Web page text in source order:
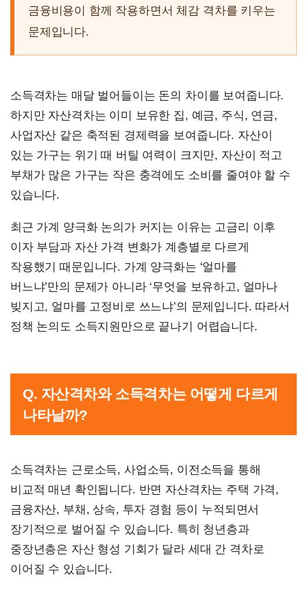
금융비용이 함께 작용하면서 체감 격차를 키우는
문제입니다.
소득격차는 매달 벌어들이는 돈의 차이를 보여줍니다.
하지만 자산격차는 이미 보유한 집, 예금, 주식, 연금,
사업자산 같은 축적된 경제력을 보여줍니다. 자산이
있는 가구는 위기 때 버틸 여력이 크지만, 자산이 적고
부채가 많은 가구는 작은 충격에도 소비를 줄여야 할 수
있습니다.
최근 가계 양극화 논의가 커지는 이유는 고금리 이후
이자 부담과 자산 가격 변화가 계층별로 다르게
작용했기 때문입니다. 가계 양극화는 ‘얼마를
버느냐’만의 문제가 아니라 ‘무엇을 보유하고, 얼마나
빚지고, 얼마를 고정비로 쓰느냐’의 문제입니다. 따라서
정책 논의도 소득지원만으로 끝나기 어렵습니다.
Q. 자산격차와 소득격차는 어떻게 다르게
나타날까?
소득격차는 근로소득, 사업소득, 이전소득을 통해
비교적 매년 확인됩니다. 반면 자산격차는 주택 가격,
금융자산, 부채, 상속, 투자 경험 등이 누적되면서
장기적으로 벌어질 수 있습니다. 특히 청년층과
중장년층은 자산 형성 기회가 달라 세대 간 격차로
이어질 수 있습니다.